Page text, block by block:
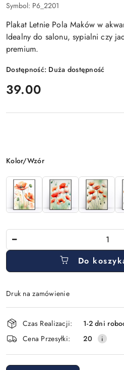
Symbol: P6_2201
Plakat Letnie Pola Maków w
Idealny do salonu, sypialni czy
premium.
Dostępność: Duża dostępność
cena:
39.00
Wariant
Kolor/Wzór
Do
Druk na zamówienie
Dostępność
i
dostawa
Czas Realizacji:
1-2 dni
Cena Przesyłki:
20